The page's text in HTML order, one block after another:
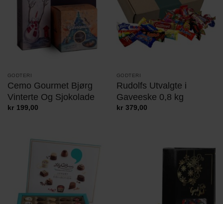
GODTERI
Cemo Gourmet Bjørg
Vinterte Og Sjokolade
kr 199,00
GODTERI
Rudolfs Utvalgte i
Gaveeske 0,8 kg
kr 379,00